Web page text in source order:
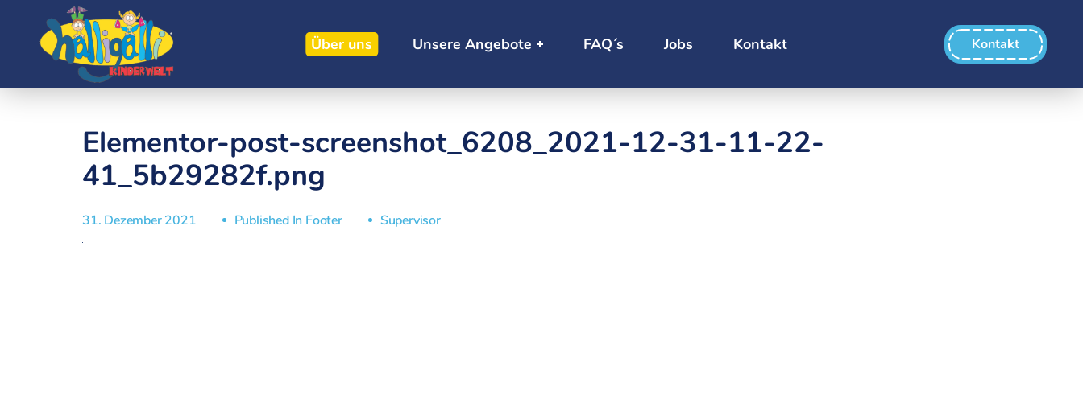
Über uns Unsere Angebote FAQ´s Jobs Kontakt Kontakt
Elementor-post-screenshot_6208_2021-12-31-11-22-
41_5b29282f.png
31. Dezember 2021 Published In Footer Supervisor